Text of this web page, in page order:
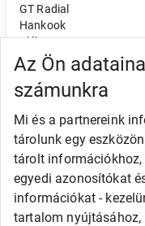
Az Ön
számunkra
Mi és a partnereink
tárolunk egy
tárolt információkhoz,
egyedi azonosítókat
információkat -
tartalom nyújtásához,
GT Radial
Hankook
Kléber
Kumho
Nexen
Semperit
Uniroyal
Olcsó gumi
Apollo
Barum
Debica